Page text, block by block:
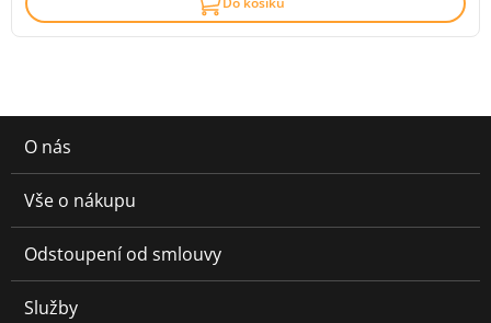
O nás
Vše o nákupu
Odstoupení od smlouvy
Služby